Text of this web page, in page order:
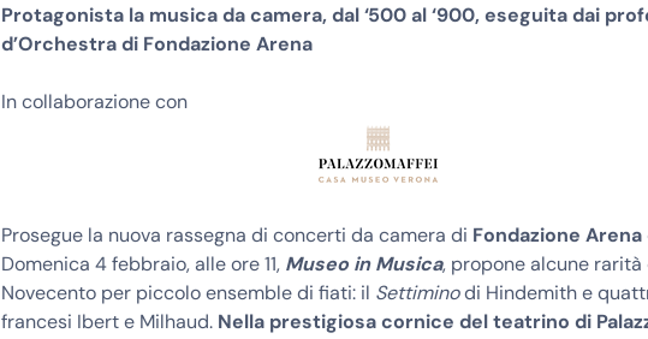
Protagonista la musica da camera, dal ‘500 al ‘900, eseguita dai
d’Orchestra di Fondazione Arena
In collaborazione con
Prosegue la nuova rassegna di concerti da camera di Fondazione
Domenica 4 febbraio, alle ore 11, Museo in Musica, propone alcune rarità
Novecento per piccolo ensemble di fiati: il Settiminodi Hindemith e
francesi Ibert e Milhaud. Nella prestigiosa cornice del teatrino di